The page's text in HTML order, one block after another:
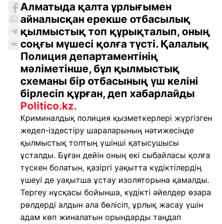
Алматыда қалта ұрлығымен
айналысқан ерекше отбасылық
қылмыстық топ құрықталып, оның
соңғы мүшесі қолға түсті. Қалалық
Полиция департаментінің
мәліметінше, бұл қылмыстық
схеманы бір отбасының үш келіні
бірлесіп құрған, деп хабарлайды
Politico.kz.
​Криминалдық полиция қызметкерлері жүргізген
жедел-іздестіру шараларының нәтижесінде
қылмыстық топтың үшінші қатысушысы
ұсталды. Бұған дейін оның екі сыбайласы қолға
түскен болатын, қазіргі уақытта күдіктілердің
үшеуі де уақытша ұстау изоляторына қамалды.
​Тергеу нұсқасы бойынша, күдікті әйелдер өзара
рөлдерді алдын ала бөлісіп, ұрлық жасау үшін
адам көп жиналатын орындарды таңдап